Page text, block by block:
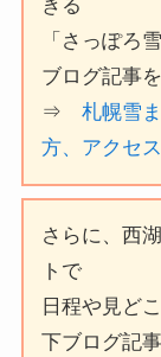
きる
「さっぽろ
ブログ記事
⇒ 札幌雪
方、アクセ
さらに、西
トで
日程や見ど
下ブログ記